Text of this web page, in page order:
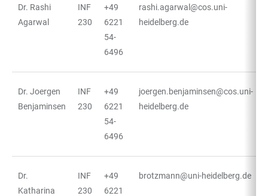
TABELLE
Dr. Rashi
Agarwal
INF
230
+49
6221
54-
6496
rashi.agarwal@cos.uni-
heidelberg.de
Dr. Joergen
Benjaminsen
INF
230
+49
6221
54-
6496
joergen.benjaminsen@cos.uni-
heidelberg.de
Dr.
Katharina
INF
230
+49
6221
brotzmann@uni-heidelberg.de